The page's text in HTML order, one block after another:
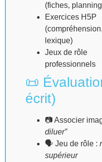
(fiches,
Exercices H5P
(compréhension,
lexique)
Jeux de rôle
professionnels
📜
écrit)
📷 Associer
diluer”
🗣 Jeu de rôle :
supérieur